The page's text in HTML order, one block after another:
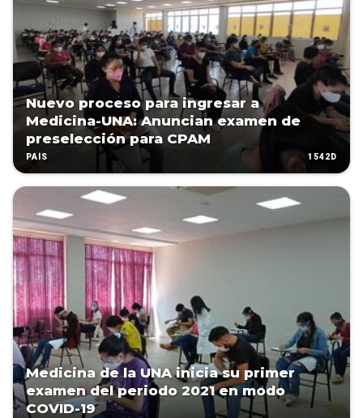
Nuevo proceso para ingresar a
Medicina-UNA: Anuncian examen de
preselección para CPAM
PAÍS 1542D
Medicina de la UNA inicia su primer
examen del periodo 2021 en modo
COVID-19